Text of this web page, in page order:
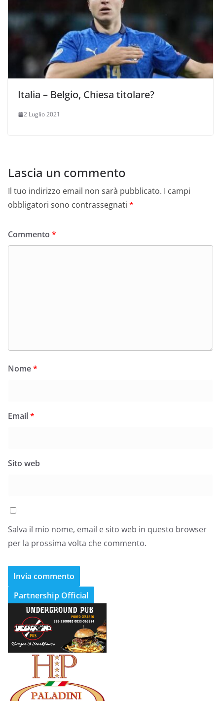
Italia – Belgio, Chiesa titolare?
2 Luglio 2021
Lascia un commento
Il tuo indirizzo email non sarà pubblicato. I campi
obbligatori sono contrassegnati *
Commento *
Nome*
Email*
Sito web
Salva il mio nome, email e sito web in questo browser
per la prossima volta che commento.
Partnership Official